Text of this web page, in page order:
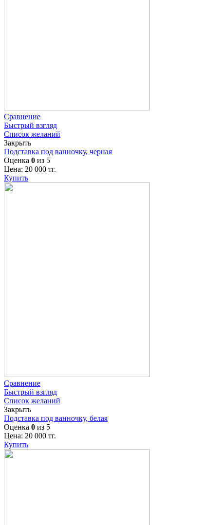
Сравнение
Быстрый взгляд
Список желаний
Закрыть
Подставка под ванночку, черная
Оценка 0 из 5
Цена: 20 000 тг.
Купить
Сравнение
Быстрый взгляд
Список желаний
Закрыть
Подставка под ванночку, белая
Оценка 0 из 5
Цена: 20 000 тг.
Купить